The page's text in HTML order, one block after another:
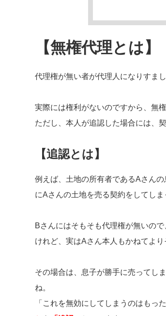
【無権代理とは】
代理権が無い者が代理人になりすま
実際には権利がないのですから、無
ただし、本人が追認した場合には、
【追認とは】
例えば、土地の所有者であるAさん
にAさんの土地を売る契約をしてしま
Bさんにはそもそも代理権が無いの
けれど、実はAさん本人もかねてよ
その場合は、息子が勝手に売ってし
ね。
「これを無効にしてしまうのはもっ